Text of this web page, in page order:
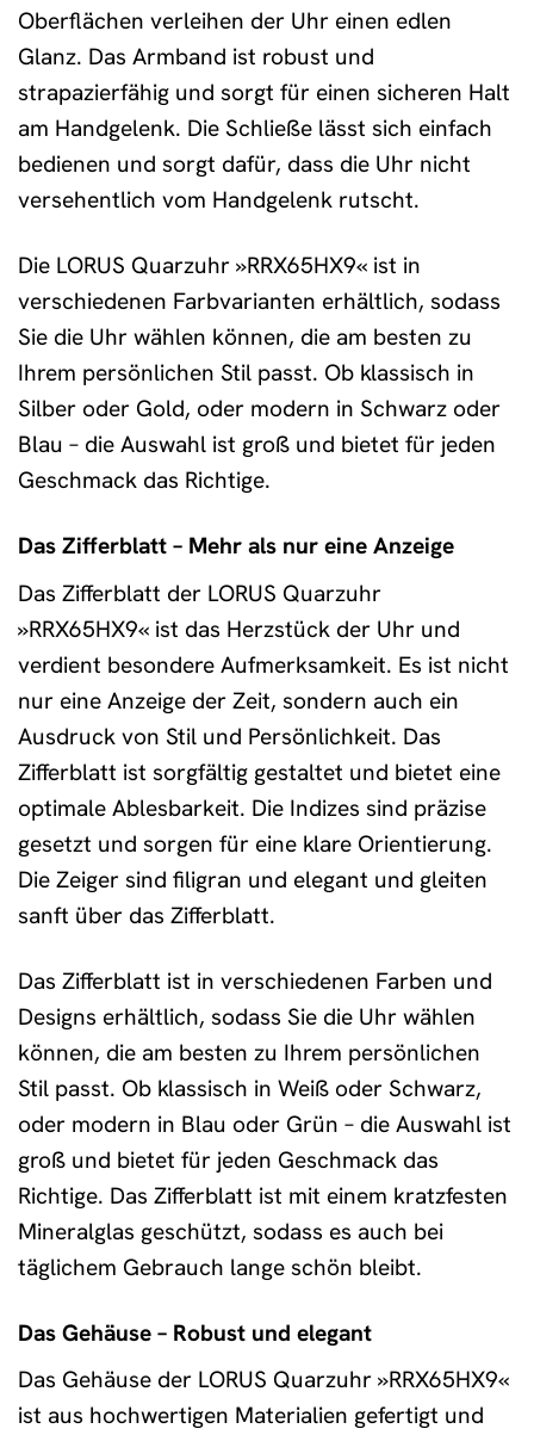
Oberflächen verleihen der Uhr einen edlen
Glanz. Das Armband ist robust und
strapazierfähig und sorgt für einen sicheren Halt
am Handgelenk. Die Schließe lässt sich einfach
bedienen und sorgt dafür, dass die Uhr nicht
versehentlich vom Handgelenk rutscht.
Die LORUS Quarzuhr »RRX65HX9« ist in
verschiedenen Farbvarianten erhältlich, sodass
Sie die Uhr wählen können, die am besten zu
Ihrem persönlichen Stil passt. Ob klassisch in
Silber oder Gold, oder modern in Schwarz oder
Blau – die Auswahl ist groß und bietet für jeden
Geschmack das Richtige.
Das Zifferblatt – Mehr als nur eine Anzeige
Das Zifferblatt der LORUS Quarzuhr
»RRX65HX9« ist das Herzstück der Uhr und
verdient besondere Aufmerksamkeit. Es ist nicht
nur eine Anzeige der Zeit, sondern auch ein
Ausdruck von Stil und Persönlichkeit. Das
Zifferblatt ist sorgfältig gestaltet und bietet eine
optimale Ablesbarkeit. Die Indizes sind präzise
gesetzt und sorgen für eine klare Orientierung.
Die Zeiger sind filigran und elegant und gleiten
sanft über das Zifferblatt.
Das Zifferblatt ist in verschiedenen Farben und
Designs erhältlich, sodass Sie die Uhr wählen
können, die am besten zu Ihrem persönlichen
Stil passt. Ob klassisch in Weiß oder Schwarz,
oder modern in Blau oder Grün – die Auswahl ist
groß und bietet für jeden Geschmack das
Richtige. Das Zifferblatt ist mit einem kratzfesten
Mineralglas geschützt, sodass es auch bei
täglichem Gebrauch lange schön bleibt.
Das Gehäuse – Robust und elegant
Das Gehäuse der LORUS Quarzuhr »RRX65HX9«
ist aus hochwertigen Materialien gefertigt und